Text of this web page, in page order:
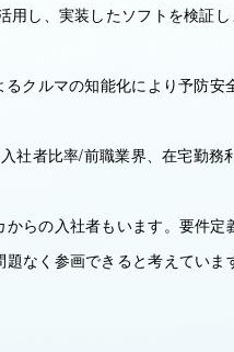
し、実装したソフトを検証し
クルマの知能化により予防安
社者比率/前職業界、在宅勤務
らの入社者もいます。要件定
なく参画できると考えていま